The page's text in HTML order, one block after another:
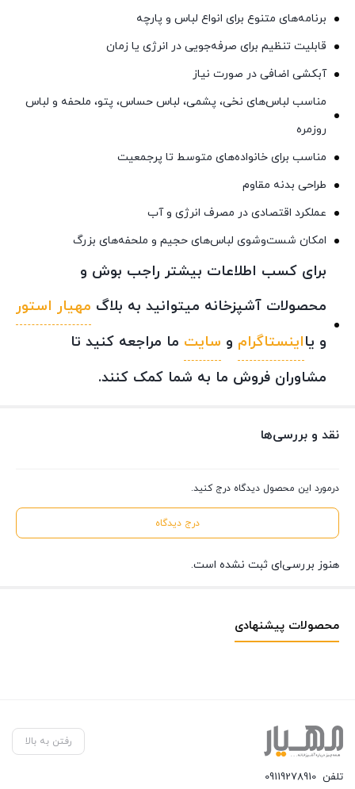
برنامه‌های متنوع برای انواع لباس و پارچه
قابلیت تنظیم برای صرفه‌جویی در انرژی یا زمان
آبکشی اضافی در صورت نیاز
مناسب لباس‌های نخی، پشمی، لباس حساس، پتو، ملحفه و لباس
روزمره
مناسب برای خانواده‌های متوسط تا پرجمعیت
طراحی بدنه مقاوم
عملکرد اقتصادی در مصرف انرژی و آب
امکان شست‌وشوی لباس‌های حجیم و ملحفه‌های بزرگ
برای کسب اطلاعات بیشتر راجب بوش و
محصولات آشپزخانه میتوانید به بلاگ مهیار استور
و یااینستاگرام و سایت ما مراجعه کنید تا
مشاوران فروش ما به شما کمک کنند.
نقد و بررسی‌ها
درمورد این محصول دیدگاه درج کنید.
درج دیدگاه
هنوز بررسی‌ای ثبت نشده است.
محصولات پیشنهادی
رفتن به بالا
تلفن 09119278910